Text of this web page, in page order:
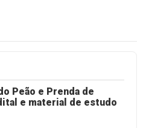
Peão e Prenda de
e material de estudo